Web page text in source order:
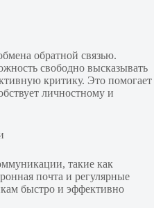
обратной связью.
свободно высказывать
критику. Это помогает
личностному и
такие как
почта и регулярные
быстро и эффективно